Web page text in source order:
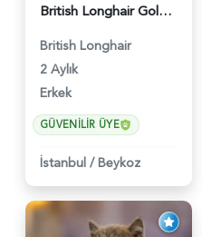
British Longhair Golden Erkek Yavrumuz - 5910
British Longhair
2 Aylık
Erkek
GÜVENILIR ÜYE
İstanbul / Beykoz